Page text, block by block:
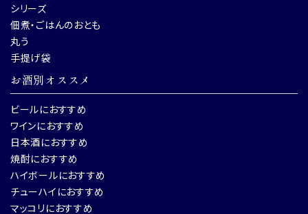
シリーズ
佃煮・ごはんのおとも
丸う
手提げ袋
お酒別オススメ
ビールにおすすめ
ワインにおすすめ
日本酒におすすめ
焼酎におすすめ
ハイボールにおすすめ
チューハイにおすすめ
マッコリにおすすめ